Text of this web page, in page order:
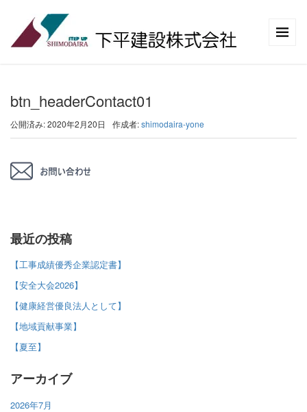
btn_headerContact01
公開済み: 2020年2月20日 作成者:shimodaira-yone
最近の投稿
【工事成績優秀企業認定書】
【安全大会2026】
【健康経営優良法人として】
【地域貢献事業】
【夏至】
アーカイブ
2026年7月